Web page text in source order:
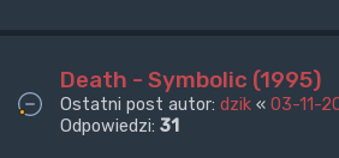
Death - Symbolic (1995)
Ostatni post autor: dzik « 03-11-
Odpowiedzi: 31